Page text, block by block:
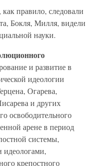
правило, следовали
Бокля, Милля, видели
науки.
и развитие в
идеологии
Огарева,
и других
освободительного
арене в период
системы,
крепостного